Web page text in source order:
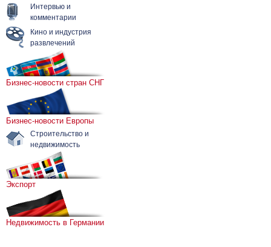
Интервью и
комментарии
Кино и индустрия
развлечений
Бизнес-новости стран СНГ
Бизнес-новости Европы
Строительство и
недвижимость
Экспорт
Недвижимость в Германии